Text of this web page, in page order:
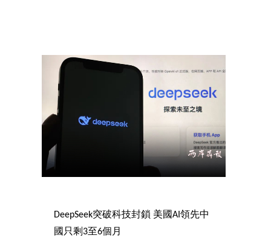
DeepSeek突破科技封鎖 美國AI領先中
國只剩3至6個月